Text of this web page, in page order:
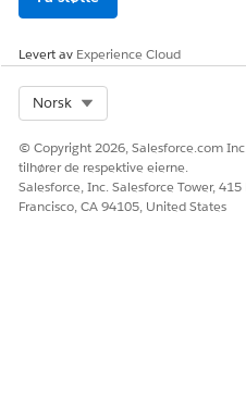
legge til flere datakilder,
HJALP DENNE ARTIKKELEN
La oss få vite det
Ja
Levert av Experience Cloud
Norsk
© Copyright 2026, Salesforce.com
tilhører de respektive eierne.
Salesforce, Inc. Salesforce Tower,
Francisco, CA 94105, United States